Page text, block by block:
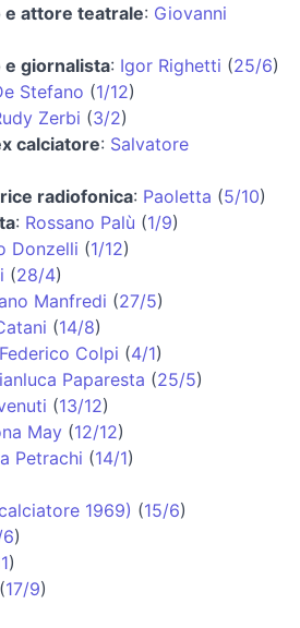
attore teatrale: Giovanni
giornalista: Igor Righetti (25/6)
Stefano (1/12)
Zerbi (3/2)
calciatore: Salvatore
radiofonica: Paoletta (5/10)
: Rossano Palù (1/9)
Donzelli (1/12)
(28/4)
Manfredi (27/5)
(14/8)
Federico Colpi (4/1)
Paparesta (25/5)
(13/12)
May (12/12)
Petrachi (14/1)
1969) (15/6)
)
)
(17/9)